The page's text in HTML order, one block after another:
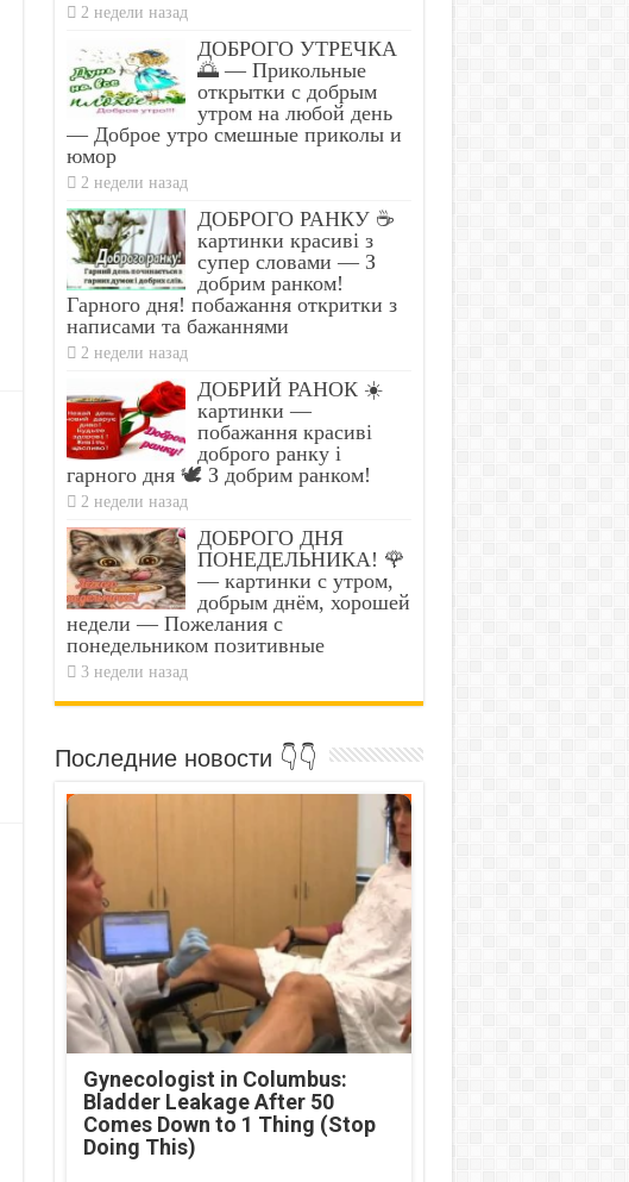
2 недели назад
ДОБРОГО УТРЕЧКА
🌅 — Прикольные
открытки с добрым
утром на любой день
— Доброе утро смешные приколы и
юмор
2 недели назад
ДОБРОГО РАНКУ ☕
картинки красиві з
супер словами — З
добрим ранком!
Гарного дня! побажання откритки з
написами та бажаннями
2 недели назад
ДОБРИЙ РАНОК ☀️
картинки —
побажання красиві
доброго ранку і
гарного дня 🕊️ З добрим ранком!
2 недели назад
ДОБРОГО ДНЯ
ПОНЕДЕЛЬНИКА! 🌹
— картинки с утром,
добрым днём, хорошей
недели — Пожелания с
понедельником позитивные
3 недели назад
Последние новости 👇👇
Gynecologist in Columbus:
Bladder Leakage After 50
Comes Down to 1 Thing (Stop
Doing This)